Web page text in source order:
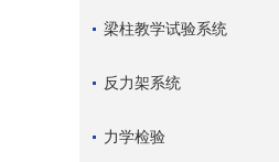
梁柱教学试验系统
反力架系统
力学检验